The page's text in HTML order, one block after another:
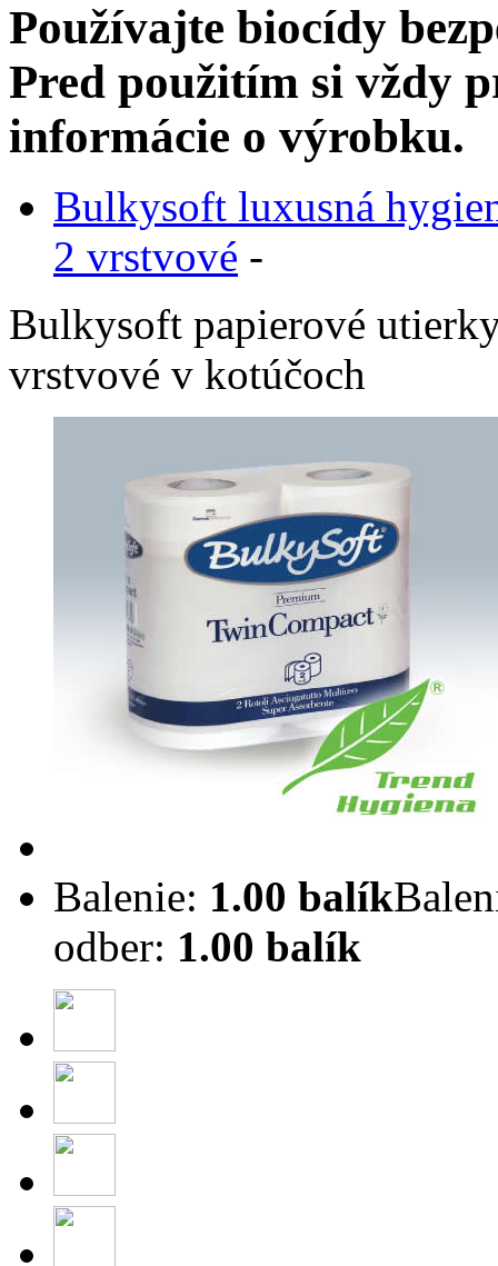
Používajte biocídy
Pred použitím si vždy
informácie o výrobku.
Bulkysoft luxusná
2 vrstvové -
Bulkysoft papierové
vrstvové v kotúčoch
Balenie: 1.00 balík
odber: 1.00 balík